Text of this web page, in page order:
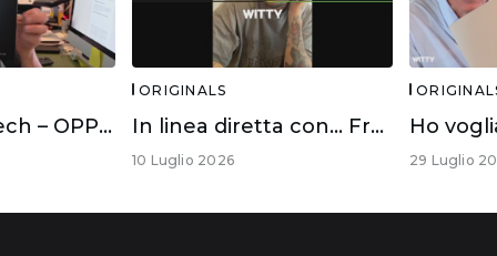
Ho voglia di Tech – OPPO FIND X9 ULTRA
ORIGINALS
In linea diretta con… Fred De Palma
10 Luglio 2026 29 Luglio